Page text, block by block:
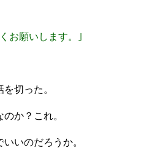
お願いします。｣
切った。
か？これ。
いのだろうか。